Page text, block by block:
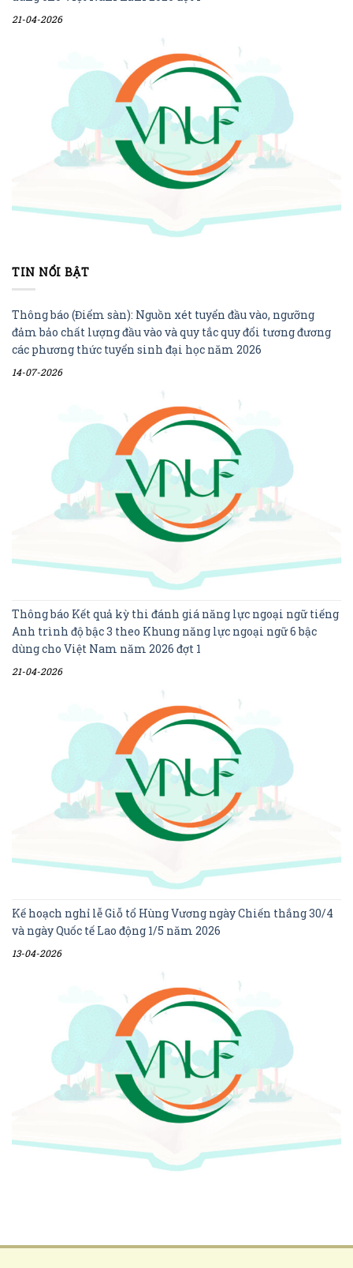
21-04-2026
TIN NỔI BẬT
Thông báo (Điểm sàn): Nguồn xét tuyển đầu vào, ngưỡng
đảm bảo chất lượng đầu vào và quy tắc quy đổi tương đương
các phương thức tuyển sinh đại học năm 2026
14-07-2026
Thông báo Kết quả kỳ thi đánh giá năng lực ngoại ngữ tiếng
Anh trình độ bậc 3 theo Khung năng lực ngoại ngữ 6 bậc
dùng cho Việt Nam năm 2026 đợt 1
21-04-2026
Kế hoạch nghỉ lễ Giỗ tổ Hùng Vương ngày Chiến thắng 30/4
và ngày Quốc tế Lao động 1/5 năm 2026
13-04-2026